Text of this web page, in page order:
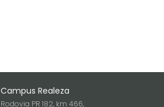
Campus Realeza
Rodovia PR 182, km 466,